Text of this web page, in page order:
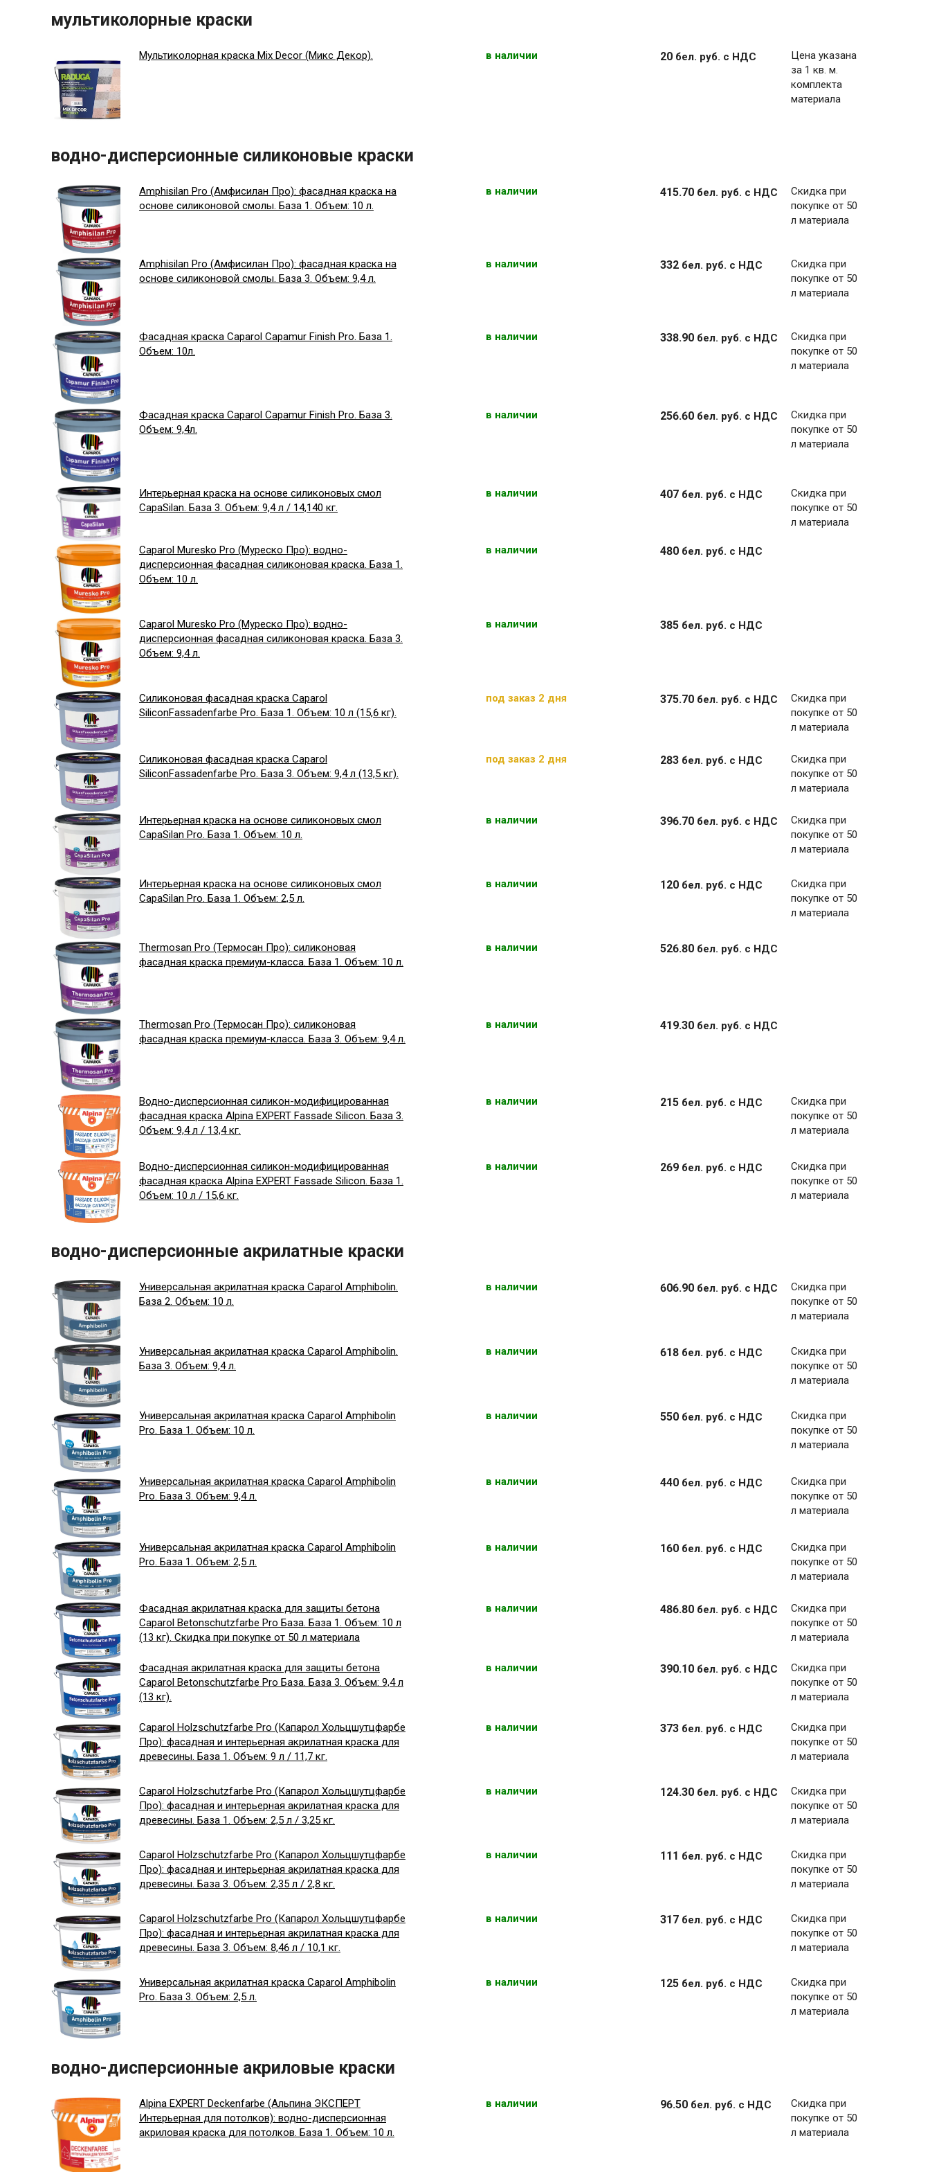
мультиколорные краски
Мультиколорная краска Mix Decor (Микс Декор). в наличии 20 бел. руб. с НДС
Цена указана
за 1 кв. м.
комплекта
материала
водно-дисперсионные силиконовые краски
Amphisilan Pro (Амфисилан Про): фасадная краска на
основе силиконовой смолы. База 1. Объем: 10 л.
в наличии 415.70 бел. руб. с НДС
Скидка при
покупке от 50
л материала
Amphisilan Pro (Амфисилан Про): фасадная краска на
основе силиконовой смолы. База 3. Объем: 9,4 л.
в наличии 332 бел. руб. с НДС
Скидка при
покупке от 50
л материала
Фасадная краска Caparol Capamur Finish Pro. База 1.
Объем: 10л.
в наличии 338.90 бел. руб. с НДС
Скидка при
покупке от 50
л материала
Фасадная краска Caparol Capamur Finish Pro. База 3.
Объем: 9,4л.
в наличии 256.60 бел. руб. с НДС
Скидка при
покупке от 50
л материала
Интерьерная краска на основе силиконовых смол
CapaSilan. База 3. Объем: 9,4 л / 14,140 кг.
в наличии 407 бел. руб. с НДС
Скидка при
покупке от 50
л материала
Caparol Muresko Pro (Муреско Про): водно-
дисперсионная фасадная силиконовая краска. База 1.
Объем: 10 л.
в наличии 480 бел. руб. с НДС
Caparol Muresko Pro (Муреско Про): водно-
дисперсионная фасадная силиконовая краска. База 3.
Объем: 9,4 л.
в наличии 385 бел. руб. с НДС
Силиконовая фасадная краска Caparol
SiliconFassadenfarbe Pro. База 1. Объем: 10 л (15,6 кг).
под заказ 2 дня 375.70 бел. руб. с НДС
Скидка при
покупке от 50
л материала
Силиконовая фасадная краска Caparol
SiliconFassadenfarbe Pro. База 3. Объем: 9,4 л (13,5 кг).
под заказ 2 дня 283 бел. руб. с НДС
Скидка при
покупке от 50
л материала
Интерьерная краска на основе силиконовых смол
CapaSilan Pro. База 1. Объем: 10 л.
в наличии 396.70 бел. руб. с НДС
Скидка при
покупке от 50
л материала
Интерьерная краска на основе силиконовых смол
CapaSilan Pro. База 1. Объем: 2,5 л.
в наличии 120 бел. руб. с НДС
Скидка при
покупке от 50
л материала
Thermosan Pro (Термосан Про): силиконовая
фасадная краска премиум-класса. База 1. Объем: 10 л.
в наличии 526.80 бел. руб. с НДС
Thermosan Pro (Термосан Про): силиконовая
фасадная краска премиум-класса. База 3. Объем: 9,4 л.
в наличии 419.30 бел. руб. с НДС
Водно-дисперсионная силикон-модифицированная
фасадная краска Alpina EXPERT Fassade Silicon. База 3.
Объем: 9,4 л / 13,4 кг.
в наличии 215 бел. руб. с НДС
Скидка при
покупке от 50
л материала
Водно-дисперсионная силикон-модифицированная
фасадная краска Alpina EXPERT Fassade Silicon. База 1.
Объем: 10 л / 15,6 кг.
в наличии 269 бел. руб. с НДС
Скидка при
покупке от 50
л материала
водно-дисперсионные акрилатные краски
Универсальная акрилатная краска Caparol Amphibolin.
База 2. Объем: 10 л.
в наличии 606.90 бел. руб. с НДС
Скидка при
покупке от 50
л материала
Универсальная акрилатная краска Caparol Amphibolin.
База 3. Объем: 9,4 л.
в наличии 618 бел. руб. с НДС
Скидка при
покупке от 50
л материала
Универсальная акрилатная краска Caparol Amphibolin
Pro. База 1. Объем: 10 л.
в наличии 550 бел. руб. с НДС
Скидка при
покупке от 50
л материала
Универсальная акрилатная краска Caparol Amphibolin
Pro. База 3. Объем: 9,4 л.
в наличии 440 бел. руб. с НДС
Скидка при
покупке от 50
л материала
Универсальная акрилатная краска Caparol Amphibolin
Pro. База 1. Объем: 2,5 л.
в наличии 160 бел. руб. с НДС
Скидка при
покупке от 50
л материала
Фасадная акрилатная краска для защиты бетона
Caparol Betonschutzfarbe Pro База. База 1. Объем: 10 л
(13 кг). Скидка при покупке от 50 л материала
в наличии 486.80 бел. руб. с НДС
Скидка при
покупке от 50
л материала
Фасадная акрилатная краска для защиты бетона
Caparol Betonschutzfarbe Pro База. База 3. Объем: 9,4 л
(13 кг).
в наличии 390.10 бел. руб. с НДС
Скидка при
покупке от 50
л материала
Caparol Holzschutzfarbe Pro (Капарол Хольцшутцфарбе
Про): фасадная и интерьерная акрилатная краска для
древесины. База 1. Объем: 9 л / 11,7 кг.
в наличии 373 бел. руб. с НДС
Скидка при
покупке от 50
л материала
Caparol Holzschutzfarbe Pro (Капарол Хольцшутцфарбе
Про): фасадная и интерьерная акрилатная краска для
древесины. База 1. Объем: 2,5 л / 3,25 кг.
в наличии 124.30 бел. руб. с НДС
Скидка при
покупке от 50
л материала
Caparol Holzschutzfarbe Pro (Капарол Хольцшутцфарбе
Про): фасадная и интерьерная акрилатная краска для
древесины. База 3. Объем: 2,35 л / 2,8 кг.
в наличии 111 бел. руб. с НДС
Скидка при
покупке от 50
л материала
Caparol Holzschutzfarbe Pro (Капарол Хольцшутцфарбе
Про): фасадная и интерьерная акрилатная краска для
древесины. База 3. Объем: 8,46 л / 10,1 кг.
в наличии 317 бел. руб. с НДС
Скидка при
покупке от 50
л материала
Универсальная акрилатная краска Caparol Amphibolin
Pro. База 3. Объем: 2,5 л.
в наличии 125 бел. руб. с НДС
Скидка при
покупке от 50
л материала
водно-дисперсионные акриловые краски
Alpina EXPERT Deckenfarbe (Альпина ЭКСПЕРТ
Интерьерная для потолков): водно-дисперсионная
акриловая краска для потолков. База 1. Объем: 10 л.
в наличии 96.50 бел. руб. с НДС
Скидка при
покупке от 50
л материала